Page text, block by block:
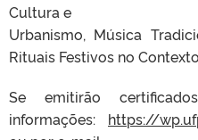
Cultura e
Urbanismo, Música
Rituais Festivos no
Se emitirão
informações: https://